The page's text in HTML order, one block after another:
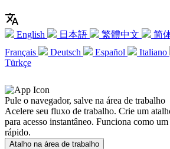
English 日本語 繁體中文 简
Français
Deutsch Español Italiano
Türkçe
Pule o navegador, salve na área de trabalho
Acelere seu fluxo de trabalho. Crie um
para acesso instantâneo. Funciona como
rápido.
Atalho na área de trabalho